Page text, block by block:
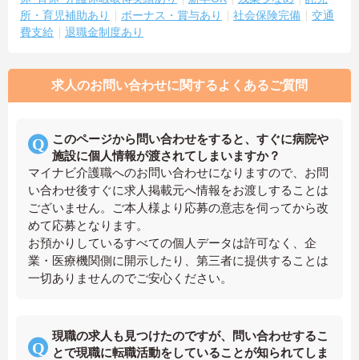
所・育児補助あり
ボーナス・賞与あり 社会保険完備
交通
費支給
退職金制度あり
求人のお問い合わせに関するよくあるご質問
このページから問い合わせをすると、すぐに病院や
施設に個人情報が渡されてしまいますか？
マイナビ介護職へのお問い合わせになりますので、お問
い合わせ後すぐに求人掲載元へ情報をお渡しすることは
ございません。ご本人様より応募の意志を伺ってから改
めて応募となります。
お預かりしているすべての個人データは許可なく、企
業・医療機関側に開示したり、第三者に提供することは
一切ありませんのでご安心ください。
現職の求人も見つけたのですが、問い合わせするこ
とで現職に転職活動をしていることが知られてしま